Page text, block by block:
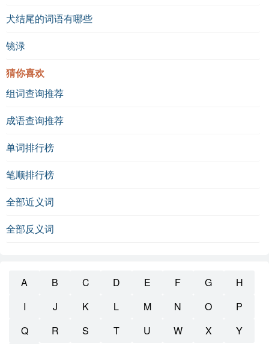
犬结尾的词语有哪些
镜渌
猜你喜欢
组词查询推荐
成语查询推荐
单词排行榜
笔顺排行榜
全部近义词
全部反义词
A B C D E F G
H
I
J K L M N O
P
Q
R S T U W X Y